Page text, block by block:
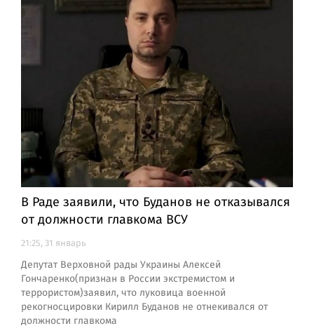
В Раде заявили, что Буданов не отказывался
от должности главкома ВСУ
21:25, 31 январь
Депутат Верховной рады Украины Алексей
Гончаренко(признан в России экстремистом и
террористом)заявил, что луковица военной
рекогносцировки Кирилл Буданов не отнекивался от
должности главкома